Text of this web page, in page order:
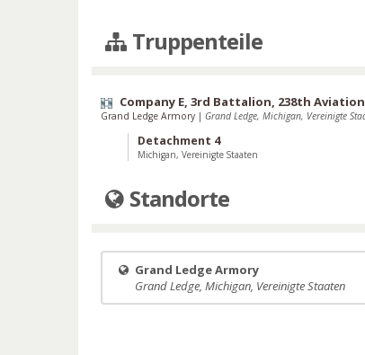
Truppenteile
Company E, 3rd Battalion, 238th
Grand Ledge Armory | Grand Ledge, Michigan, Vereinigte
Detachment 4
Michigan, Vereinigte Staaten
Standorte
Grand Ledge Armory
Grand Ledge, Michigan, Vereinigte Staaten